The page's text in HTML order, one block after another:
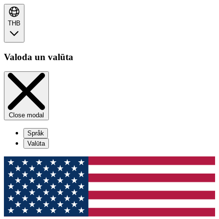
THB
Valoda un valūta
Close modal
Språk
Valūta